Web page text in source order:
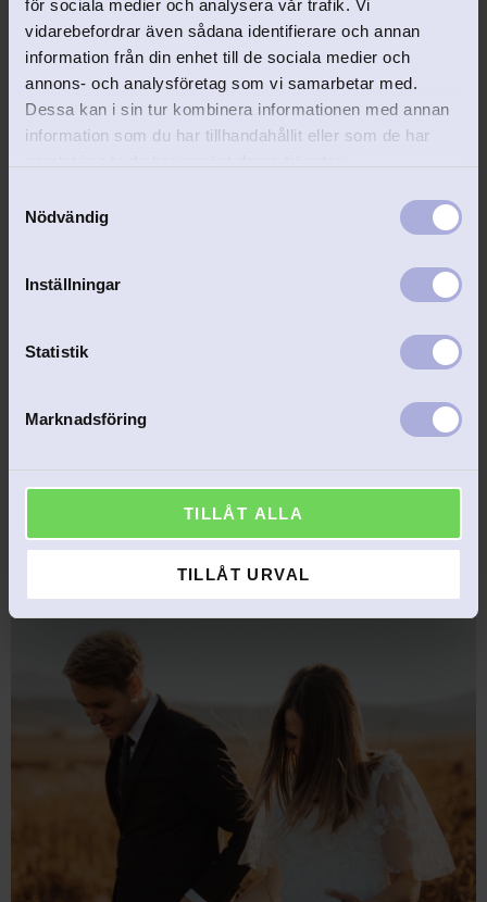
för sociala medier och analysera vår trafik. Vi
vidarebefordrar även sådana identifierare och annan
information från din enhet till de sociala medier och
annons- och analysföretag som vi samarbetar med.
Dessa kan i sin tur kombinera informationen med annan
information som du har tillhandahållit eller som de har
Nödvändig
Inställningar
Statistik
Marknadsföring
TILLÅT ALLA
TILLÅT URVAL
brythjärta 21mm
349kr
Lägg till i favoriter